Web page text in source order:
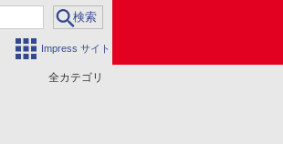
Impress サイト
全カテゴリ